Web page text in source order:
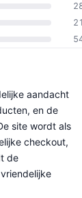
21
aandacht
en de
site wordt als
checkout,
de